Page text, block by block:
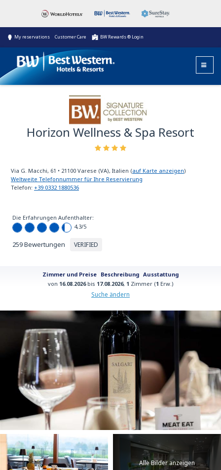
My reservations Customer Care BW Rewards ® Login
BW Signature
Collection
Horizon Wellness & Spa Resort
Via G. Macchi, 61 • 21100 Varese (VA), Italien (auf Karte anzeigen)
Weltweite Telefonnummer für Ihre Reservierung
Telefon: +39 0332 1880536
Die Erfahrungen Aufenthalter:
4,3/5
259 Bewertungen VERIFIED
Zimmer und Preise Beschreibung Ausstattung
von 16.08.2026bis 17.08.2026, 1 Zimmer (1 Erw.)
Suche ändern
Alle Bilder anzeigen